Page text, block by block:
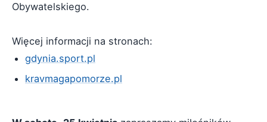
Obywatelskiego.
Więcej informacji na stronach:
gdynia.sport.pl
kravmagapomorze.pl